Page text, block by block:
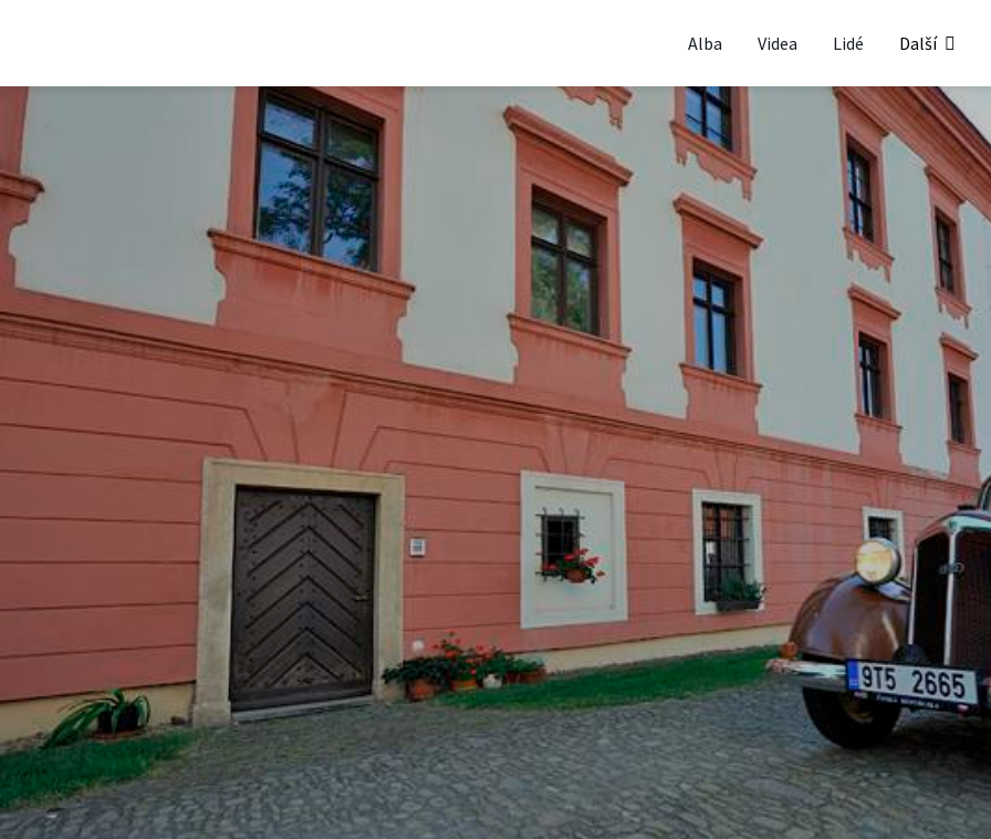
Alba Videa Lidé Další